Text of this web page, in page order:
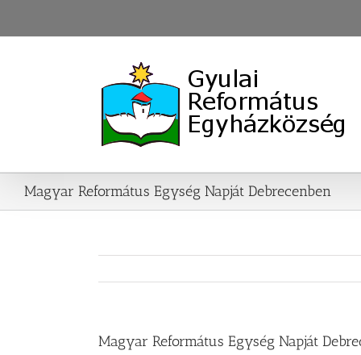
to
Magyar Református Egység Napját Debrecenben
Magyar Református Egység Napját